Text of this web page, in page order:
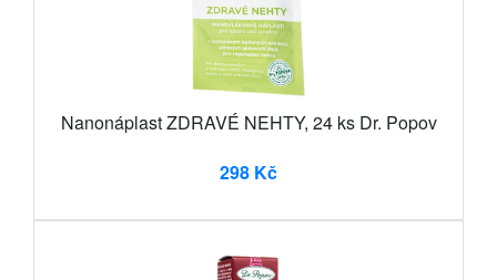
Nanonáplast ZDRAVÉ NEHTY, 24 ks Dr. Popov
298 Kč